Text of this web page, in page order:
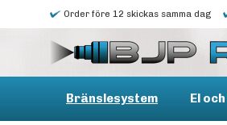
Order före 12 skickas samma dag
Bränslesystem El